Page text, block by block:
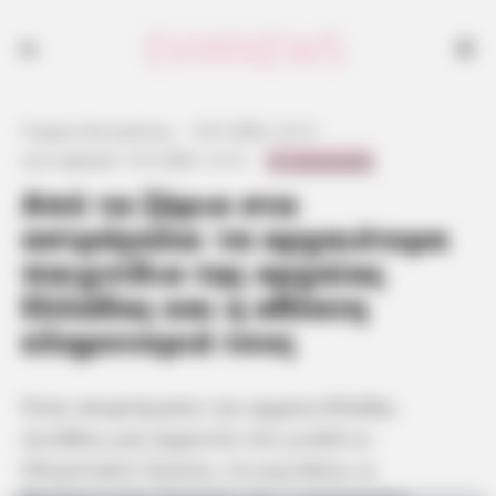
Από τα ζάρια στα
αστράγαλα: τα αρχαιότερα
παιχνίδια της αρχαίας
Ελλάδας και η αθέατη
κληρονομιά τους